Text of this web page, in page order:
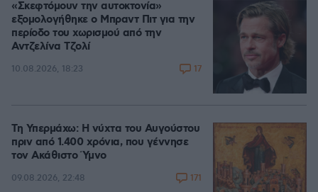
«Σκεφτόμουν την αυτοκτονία»
εξομολογήθηκε ο Μπραντ Πιτ για την
περίοδο του χωρισμού από την
Αντζελίνα Τζολί
10.08.2026, 18:23 17
Τη Υπερμάχω: Η νύχτα του Αυγούστου
πριν από 1.400 χρόνια, που γέννησε
τον Ακάθιστο Ύμνο
09.08.2026, 22:48 171